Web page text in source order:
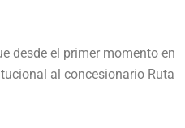
desde el primer momento en
al concesionario Ruta